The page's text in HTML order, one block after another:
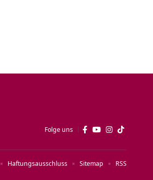
Folge uns
Haftungsausschluss Sitemap RSS